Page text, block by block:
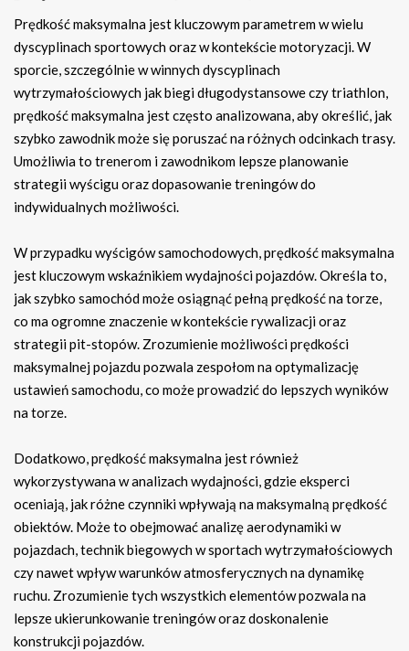
Prędkość maksymalna jest kluczowym parametrem w wielu
dyscyplinach sportowych oraz w kontekście motoryzacji. W
sporcie, szczególnie w winnych dyscyplinach
wytrzymałościowych jak biegi długodystansowe czy triathlon,
prędkość maksymalna jest często analizowana, aby określić, jak
szybko zawodnik może się poruszać na różnych odcinkach trasy.
Umożliwia to trenerom i zawodnikom lepsze planowanie
strategii wyścigu oraz dopasowanie treningów do
indywidualnych możliwości.
W przypadku wyścigów samochodowych, prędkość maksymalna
jest kluczowym wskaźnikiem wydajności pojazdów. Określa to,
jak szybko samochód może osiągnąć pełną prędkość na torze,
co ma ogromne znaczenie w kontekście rywalizacji oraz
strategii pit-stopów. Zrozumienie możliwości prędkości
maksymalnej pojazdu pozwala zespołom na optymalizację
ustawień samochodu, co może prowadzić do lepszych wyników
na torze.
Dodatkowo, prędkość maksymalna jest również
wykorzystywana w analizach wydajności, gdzie eksperci
oceniają, jak różne czynniki wpływają na maksymalną prędkość
obiektów. Może to obejmować analizę aerodynamiki w
pojazdach, technik biegowych w sportach wytrzymałościowych
czy nawet wpływ warunków atmosferycznych na dynamikę
ruchu. Zrozumienie tych wszystkich elementów pozwala na
lepsze ukierunkowanie treningów oraz doskonalenie
konstrukcji pojazdów.